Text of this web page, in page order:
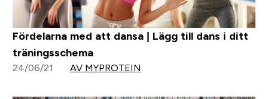
Fördelarna med att dansa | Lägg till dans i ditt
träningsschema
24/06/21 AV MYPROTEIN